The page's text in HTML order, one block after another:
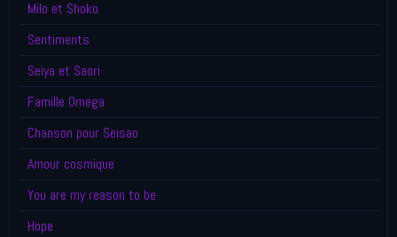
Milo et Shoko
Sentiments
Seiya et Saori
Famille Omega
Chanson pour Seisao
Amour cosmique
You are my reason to be
Hope